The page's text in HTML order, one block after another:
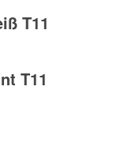
T11
T11